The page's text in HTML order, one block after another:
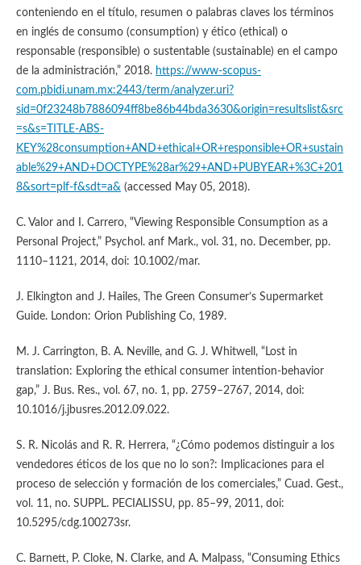
conteniendo en el título, resumen o palabras claves los términos
en inglés de consumo (consumption) y ético (ethical) o
responsable (responsible) o sustentable (sustainable) en el campo
de la administración,” 2018. https://www-scopus-
com.pbidi.unam.mx:2443/term/analyzer.uri?
sid=0f23248b7886094ff8be86b44bda3630&origin=resultslist&src
=s&s=TITLE-ABS-
KEY%28consumption+AND+ethical+OR+responsible+OR+sustain
able%29+AND+DOCTYPE%28ar%29+AND+PUBYEAR+%3C+201
8&sort=plf-f&sdt=a& (accessed May 05, 2018).
C. Valor and I. Carrero, “Viewing Responsible Consumption as a
Personal Project,” Psychol. anf Mark., vol. 31, no. December, pp.
1110–1121, 2014, doi: 10.1002/mar.
J. Elkington and J. Hailes, The Green Consumer’s Supermarket
Guide. London: Orion Publishing Co, 1989.
M. J. Carrington, B. A. Neville, and G. J. Whitwell, “Lost in
translation: Exploring the ethical consumer intention-behavior
gap,” J. Bus. Res., vol. 67, no. 1, pp. 2759–2767, 2014, doi:
10.1016/j.jbusres.2012.09.022.
S. R. Nicolás and R. R. Herrera, “¿Cómo podemos distinguir a los
vendedores éticos de los que no lo son?: Implicaciones para el
proceso de selección y formación de los comerciales,” Cuad. Gest.,
vol. 11, no. SUPPL. PECIALISSU, pp. 85–99, 2011, doi:
10.5295/cdg.100273sr.
C. Barnett, P. Cloke, N. Clarke, and A. Malpass, “Consuming Ethics